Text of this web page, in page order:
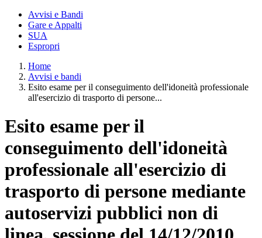
Avvisi e Bandi
Gare e Appalti
SUA
Espropri
Home
Avvisi e bandi
Esito esame per il conseguimento dell'idoneità professionale
all'esercizio di trasporto di persone...
Esito esame per il
conseguimento dell'idoneità
professionale all'esercizio di
trasporto di persone mediante
autoservizi pubblici non di